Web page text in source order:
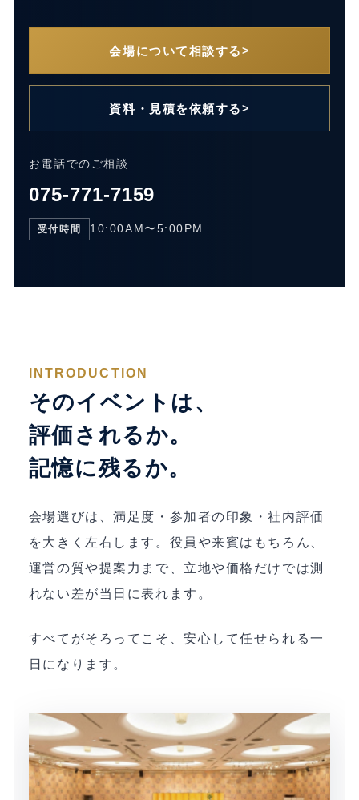
会場について相談する
資料・見積を依頼する
お電話でのご相談
075-771-7159
受付時間 10:00AM〜5:00PM
INTRODUCTION
そのイベントは、
評価されるか。
記憶に残るか。
会場選びは、満足度・参加者の印象・社内評価
を大きく左右します。役員や来賓はもちろん、
運営の質や提案力まで、立地や価格だけでは測
れない差が当日に表れます。
すべてがそろってこそ、安心して任せられる一
日になります。